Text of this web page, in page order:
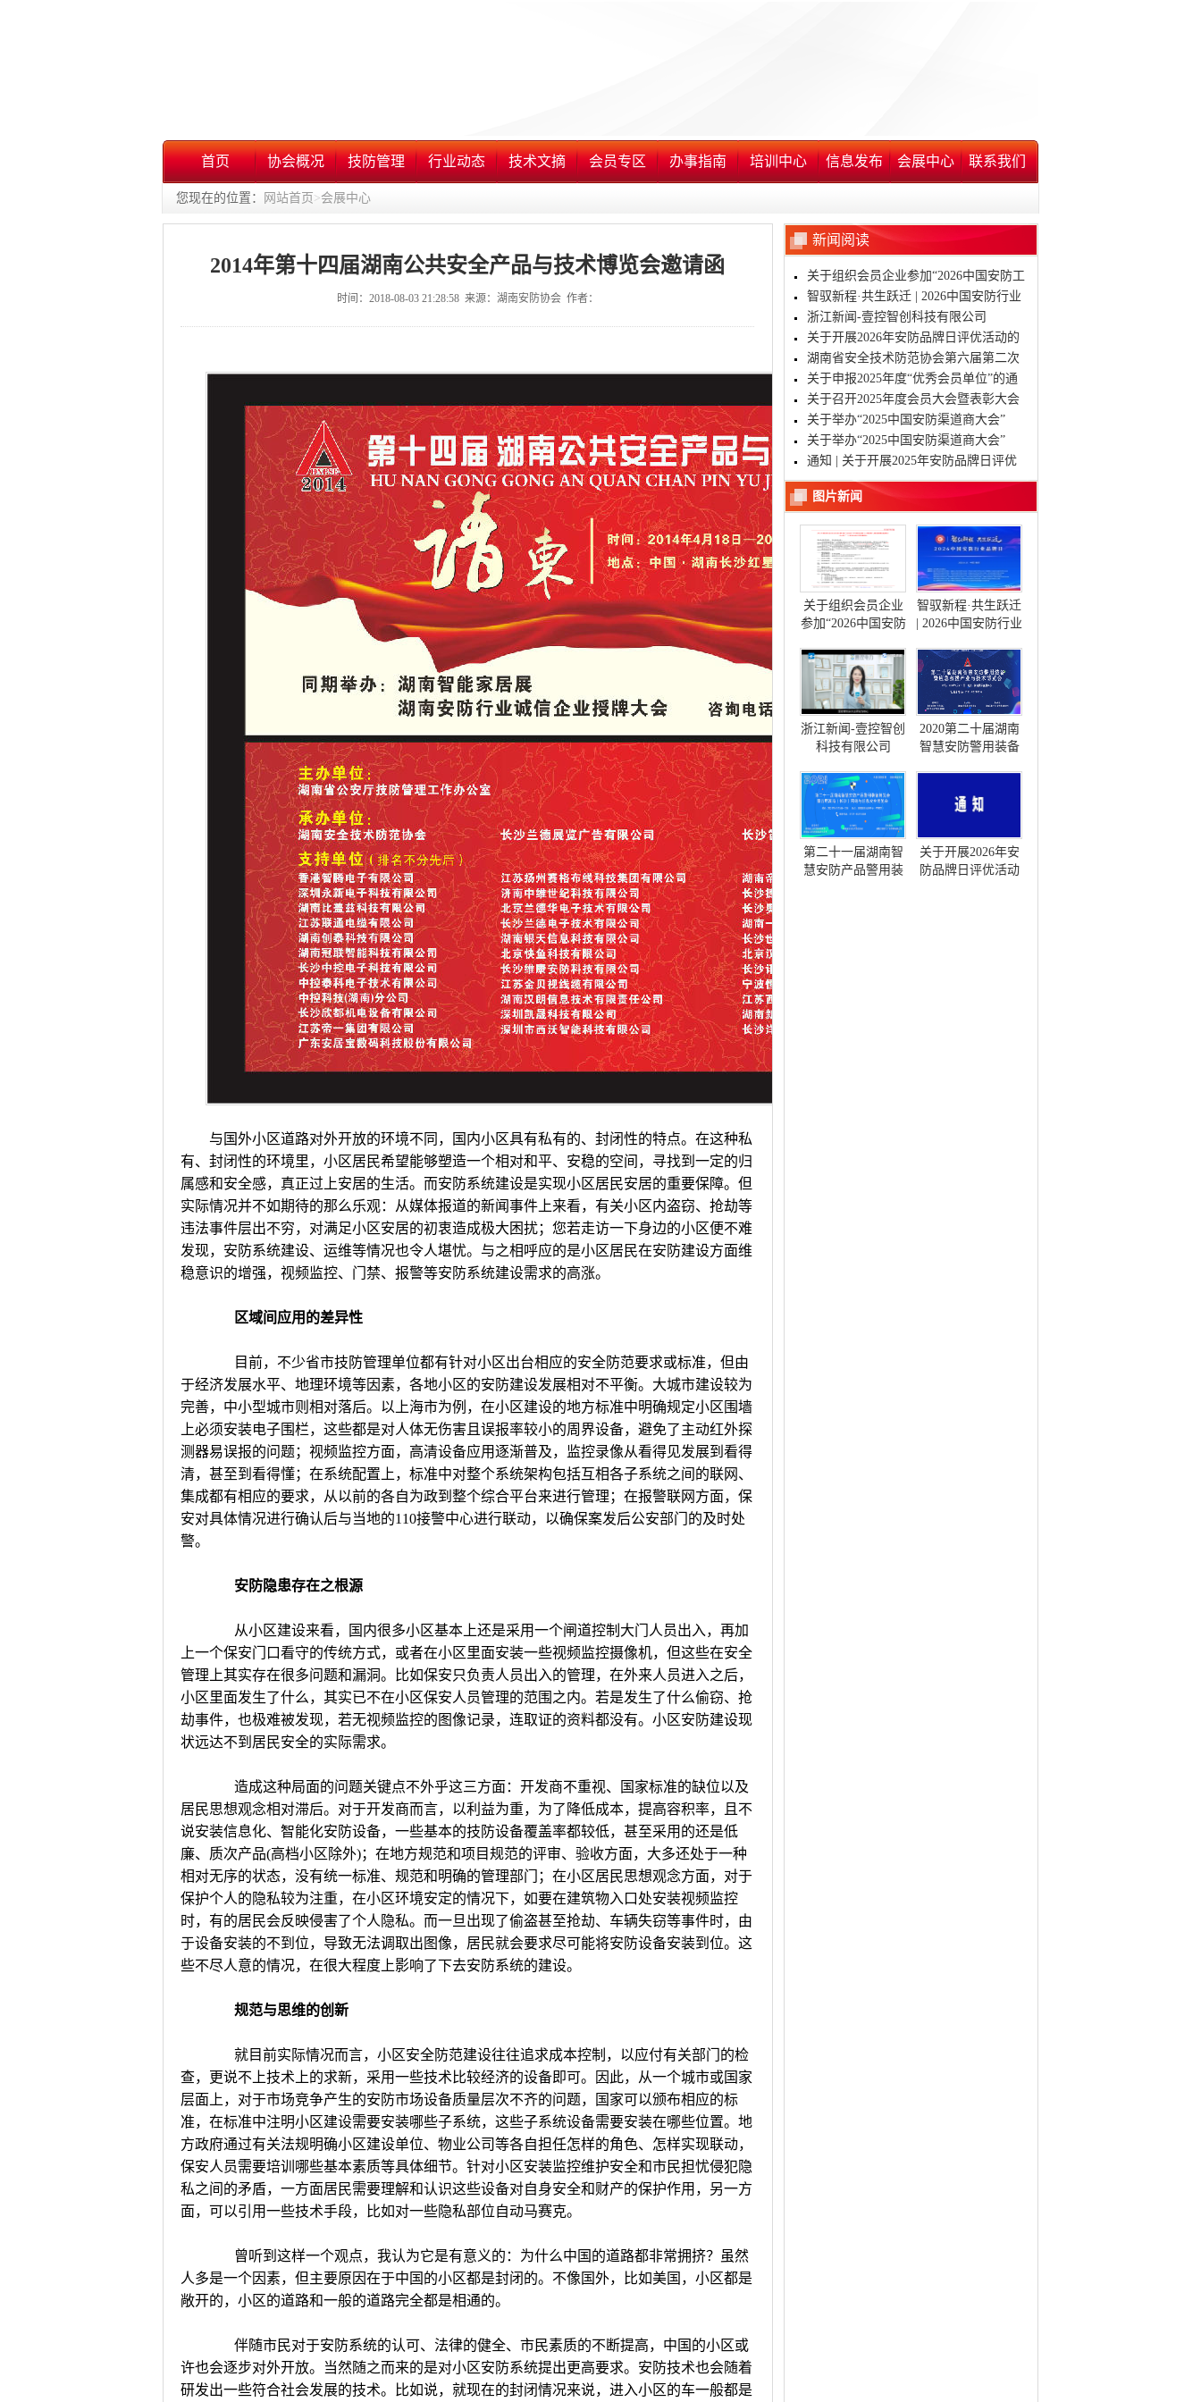
首页 协会概况 技防管理 行业动态 技术文摘 会员专区 办事指南 培训中心 信息发布 会展中心 联系我们
您现在的位置： 网站首页 >会展中心
新闻阅读
关于组织会员企业参加“2026中国安防工
程商(系统集成商)大会”(长沙站)的通知
智驭新程·共生跃迁 | 2026中国安防行业
品牌日在渝隆重启幕
浙江新闻-壹控智创科技有限公司
关于开展2026年安防品牌日评优活动的
通知
湖南省安全技术防范协会第六届第二次
会员大会暨表彰大会
关于申报2025年度“优秀会员单位”的通
知
关于召开2025年度会员大会暨表彰大会
的通知
关于举办“2025中国安防渠道商大会”
（长沙站）的邀请函
关于举办“2025中国安防渠道商大会”
（长沙站）的邀请函
通知 | 关于开展2025年安防品牌日评优
活动的通知
图片新闻
关于组织会员企业
参加“2026中国安防
商)大会”(长沙站)的
通知
智驭新程·共生跃迁
| 2026中国安防行业
幕
浙江新闻-壹控智创
科技有限公司
2020第二十届湖南
智慧安防警用装备
第二十一届湖南智
慧安防产品警用装
关于开展2026年安
防品牌日评优活动
2014年第十四届湖南公共安全产品与技术博览会邀请函
时间：2018-08-03 21:28:58 来源：湖南安防协会 作者：
与国外小区道路对外开放的环境不同，国内小区具有私有的、封闭性的特点。在这种私
有、封闭性的环境里，小区居民希望能够塑造一个相对和平、安稳的空间，寻找到一定的归
属感和安全感，真正过上安居的生活。而安防系统建设是实现小区居民安居的重要保障。但
实际情况并不如期待的那么乐观：从媒体报道的新闻事件上来看，有关小区内盗窃、抢劫等
违法事件层出不穷，对满足小区安居的初衷造成极大困扰；您若走访一下身边的小区便不难
发现，安防系统建设、运维等情况也令人堪忧。与之相呼应的是小区居民在安防建设方面维
稳意识的增强，视频监控、门禁、报警等安防系统建设需求的高涨。
区域间应用的差异性
目前，不少省市技防管理单位都有针对小区出台相应的安全防范要求或标准，但由
于经济发展水平、地理环境等因素，各地小区的安防建设发展相对不平衡。大城市建设较为
完善，中小型城市则相对落后。以上海市为例，在小区建设的地方标准中明确规定小区围墙
上必须安装电子围栏，这些都是对人体无伤害且误报率较小的周界设备，避免了主动红外探
测器易误报的问题；视频监控方面，高清设备应用逐渐普及，监控录像从看得见发展到看得
清，甚至到看得懂；在系统配置上，标准中对整个系统架构包括互相各子系统之间的联网、
集成都有相应的要求，从以前的各自为政到整个综合平台来进行管理；在报警联网方面，保
安对具体情况进行确认后与当地的110接警中心进行联动，以确保案发后公安部门的及时处
警。
安防隐患存在之根源
从小区建设来看，国内很多小区基本上还是采用一个闸道控制大门人员出入，再加
上一个保安门口看守的传统方式，或者在小区里面安装一些视频监控摄像机，但这些在安全
管理上其实存在很多问题和漏洞。比如保安只负责人员出入的管理，在外来人员进入之后，
小区里面发生了什么，其实已不在小区保安人员管理的范围之内。若是发生了什么偷窃、抢
劫事件，也极难被发现，若无视频监控的图像记录，连取证的资料都没有。小区安防建设现
状远达不到居民安全的实际需求。
造成这种局面的问题关键点不外乎这三方面：开发商不重视、国家标准的缺位以及
居民思想观念相对滞后。对于开发商而言，以利益为重，为了降低成本，提高容积率，且不
说安装信息化、智能化安防设备，一些基本的技防设备覆盖率都较低，甚至采用的还是低
廉、质次产品(高档小区除外)；在地方规范和项目规范的评审、验收方面，大多还处于一种
相对无序的状态，没有统一标准、规范和明确的管理部门；在小区居民思想观念方面，对于
保护个人的隐私较为注重，在小区环境安定的情况下，如要在建筑物入口处安装视频监控
时，有的居民会反映侵害了个人隐私。而一旦出现了偷盗甚至抢劫、车辆失窃等事件时，由
于设备安装的不到位，导致无法调取出图像，居民就会要求尽可能将安防设备安装到位。这
些不尽人意的情况，在很大程度上影响了下去安防系统的建设。
规范与思维的创新
就目前实际情况而言，小区安全防范建设往往追求成本控制，以应付有关部门的检
查，更说不上技术上的求新，采用一些技术比较经济的设备即可。因此，从一个城市或国家
层面上，对于市场竞争产生的安防市场设备质量层次不齐的问题，国家可以颁布相应的标
准，在标准中注明小区建设需要安装哪些子系统，这些子系统设备需要安装在哪些位置。地
方政府通过有关法规明确小区建设单位、物业公司等各自担任怎样的角色、怎样实现联动，
保安人员需要培训哪些基本素质等具体细节。针对小区安装监控维护安全和市民担忧侵犯隐
私之间的矛盾，一方面居民需要理解和认识这些设备对自身安全和财产的保护作用，另一方
面，可以引用一些技术手段，比如对一些隐私部位自动马赛克。
曾听到这样一个观点，我认为它是有意义的：为什么中国的道路都非常拥挤？虽然
人多是一个因素，但主要原因在于中国的小区都是封闭的。不像国外，比如美国，小区都是
敞开的，小区的道路和一般的道路完全都是相通的。
伴随市民对于安防系统的认可、法律的健全、市民素质的不断提高，中国的小区或
许也会逐步对外开放。当然随之而来的是对小区安防系统提出更高要求。安防技术也会随着
研发出一些符合社会发展的技术。比如说，就现在的封闭情况来说，进入小区的车一般都是